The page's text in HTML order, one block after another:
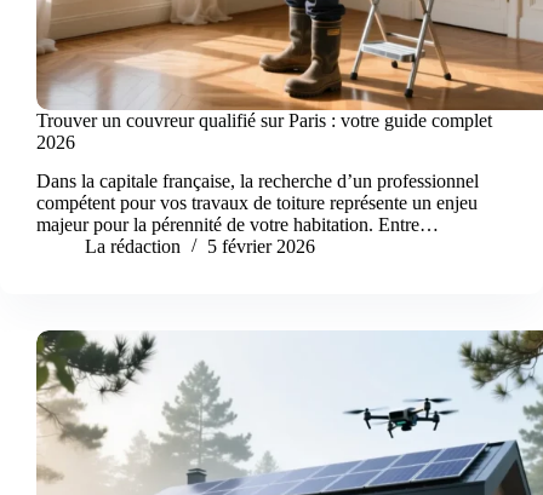
Trouver un couvreur qualifié sur Paris : votre guide complet
2026
Dans la capitale française, la recherche d’un professionnel
compétent pour vos travaux de toiture représente un enjeu
majeur pour la pérennité de votre habitation. Entre…
La rédaction
5 février 2026